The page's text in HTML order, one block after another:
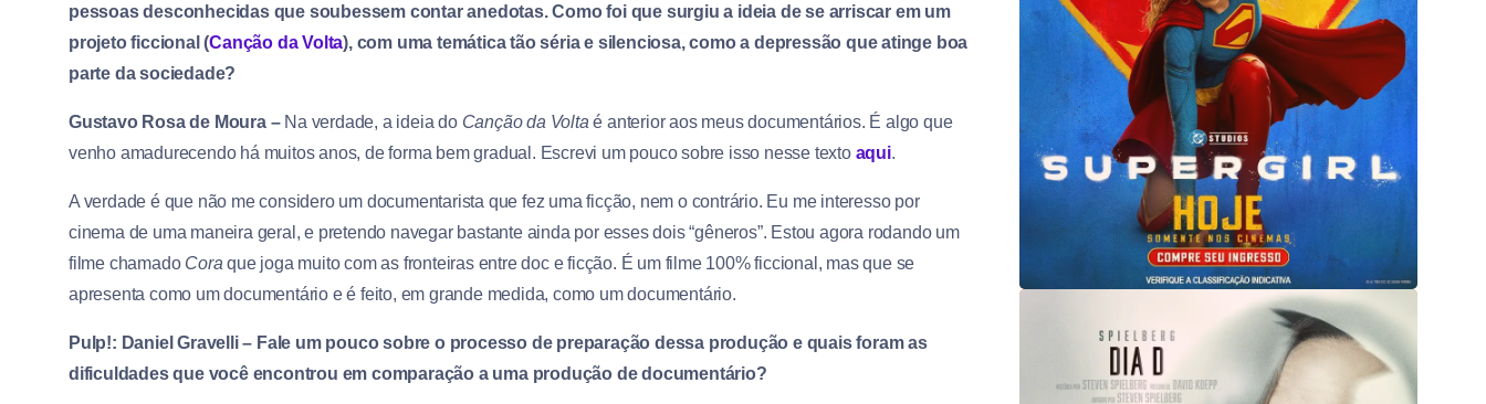
pessoas desconhecidas que soubessem contar anedotas. Como foi que surgiu a ideia de se arriscar em um
projeto ficcional (Canção da Volta), com uma temática tão séria e silenciosa, como a depressão que atinge boa
parte da sociedade?
Gustavo Rosa de Moura –Na verdade, a ideia do Canção da Volta é anterior aos meus documentários. É algo que
venho amadurecendo há muitos anos, de forma bem gradual. Escrevi um pouco sobre isso nesse texto aqui.
A verdade é que não me considero um documentarista que fez uma ficção, nem o contrário. Eu me interesso por
cinema de uma maneira geral, e pretendo navegar bastante ainda por esses dois “gêneros”. Estou agora rodando um
filme chamado Cora que joga muito com as fronteiras entre doc e ficção. É um filme 100% ficcional, mas que se
apresenta como um documentário e é feito, em grande medida, como um documentário.
Pulp!: Daniel Gravelli – Fale um pouco sobre o processo de preparação dessa produção e quais foram as
dificuldades que você encontrou em comparação a uma produção de documentário?